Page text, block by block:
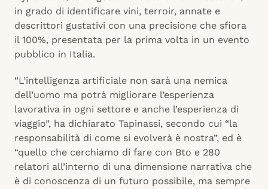
in grado di identificare vini, terroir, annate e
descrittori gustativi con una precisione che sfiora
il 100%, presentata per la prima volta in un evento
pubblico in Italia.
“L’intelligenza artificiale non sarà una nemica
dell’uomo ma potrà migliorare l’esperienza
lavorativa in ogni settore e anche l’esperienza di
viaggio”, ha dichiarato Tapinassi, secondo cui “la
responsabilità di come si evolverà è nostra”, ed è
“quello che cerchiamo di fare con Bto e 280
relatori all’interno di una dimensione narrativa che
è di conoscenza di un futuro possibile, ma sempre